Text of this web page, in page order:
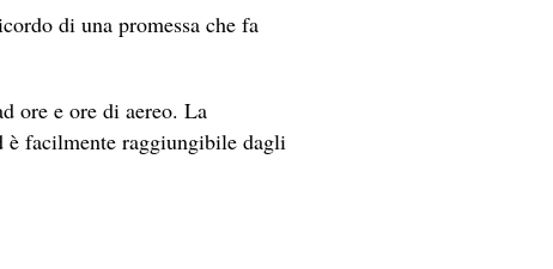
di una promessa che fa
ore e ore di aereo. La
è facilmente raggiungibile dagli